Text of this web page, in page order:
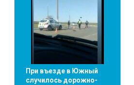
При въезде в Южный
случилось дорожно-